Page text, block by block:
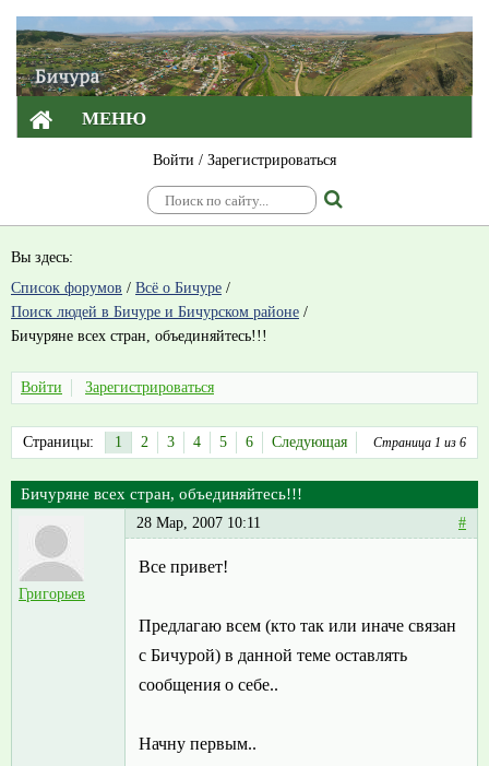
МЕНЮ
Войти / Зарегистрироваться
Вы здесь:
Список форумов / Всё о Бичуре /
Поиск людей в Бичуре и Бичурском районе /
Бичуряне всех стран, объединяйтесь!!!
Войти Зарегистрироваться
Страница 1 из 6
Страницы: 1 2 3 4 5 6 Следующая
Бичуряне всех стран, объединяйтесь!!!
Григорьев
28 Мар, 2007 10:11 #
Все привет!
Предлагаю всем (кто так или иначе связан
с Бичурой) в данной теме оставлять
сообщения о себе..
Начну первым..